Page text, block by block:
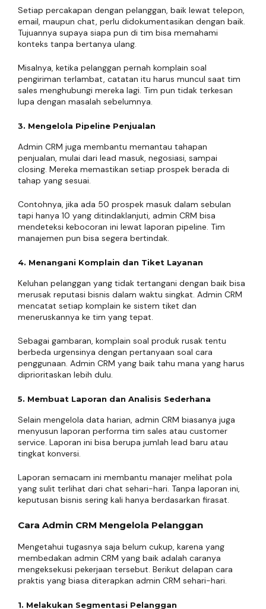
Setiap percakapan dengan pelanggan, baik lewat telepon,
email, maupun chat, perlu didokumentasikan dengan baik.
Tujuannya supaya siapa pun di tim bisa memahami
konteks tanpa bertanya ulang.
Misalnya, ketika pelanggan pernah komplain soal
pengiriman terlambat, catatan itu harus muncul saat tim
sales menghubungi mereka lagi. Tim pun tidak terkesan
lupa dengan masalah sebelumnya.
3. Mengelola Pipeline Penjualan
Admin CRM juga membantu memantau tahapan
penjualan, mulai dari lead masuk, negosiasi, sampai
closing. Mereka memastikan setiap prospek berada di
tahap yang sesuai.
Contohnya, jika ada 50 prospek masuk dalam sebulan
tapi hanya 10 yang ditindaklanjuti, admin CRM bisa
mendeteksi kebocoran ini lewat laporan pipeline. Tim
manajemen pun bisa segera bertindak.
4. Menangani Komplain dan Tiket Layanan
Keluhan pelanggan yang tidak tertangani dengan baik bisa
merusak reputasi bisnis dalam waktu singkat. Admin CRM
mencatat setiap komplain ke sistem tiket dan
meneruskannya ke tim yang tepat.
Sebagai gambaran, komplain soal produk rusak tentu
berbeda urgensinya dengan pertanyaan soal cara
penggunaan. Admin CRM yang baik tahu mana yang harus
diprioritaskan lebih dulu.
5. Membuat Laporan dan Analisis Sederhana
Selain mengelola data harian, admin CRM biasanya juga
menyusun laporan performa tim sales atau customer
service. Laporan ini bisa berupa jumlah lead baru atau
tingkat konversi.
Laporan semacam ini membantu manajer melihat pola
yang sulit terlihat dari chat sehari-hari. Tanpa laporan ini,
keputusan bisnis sering kali hanya berdasarkan firasat.
Cara Admin CRM Mengelola Pelanggan
Mengetahui tugasnya saja belum cukup, karena yang
membedakan admin CRM yang baik adalah caranya
mengeksekusi pekerjaan tersebut. Berikut delapan cara
praktis yang biasa diterapkan admin CRM sehari-hari.
1. Melakukan Segmentasi Pelanggan